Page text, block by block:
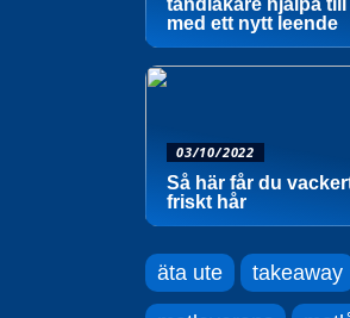
tandläkare hjälpa till
med ett nytt leende
03/10/2022
Så här får du
friskt hår
äta ute takeaway